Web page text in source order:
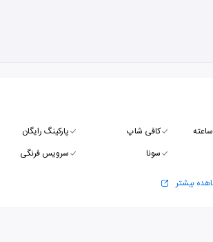
کافی شاپ
پارکینگ رایگان
سونا
سرویس فرنگی
بیشتر